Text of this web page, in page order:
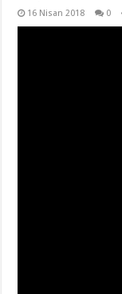
16 Nisan 2018 0